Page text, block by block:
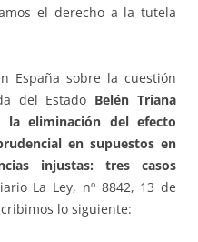
el derecho a la tutela
España sobre la cuestión
del Estado Belén Triana
la eliminación del efecto
en supuestos en
injustas: tres casos
La Ley, nº 8842, 13 de
lo siguiente: